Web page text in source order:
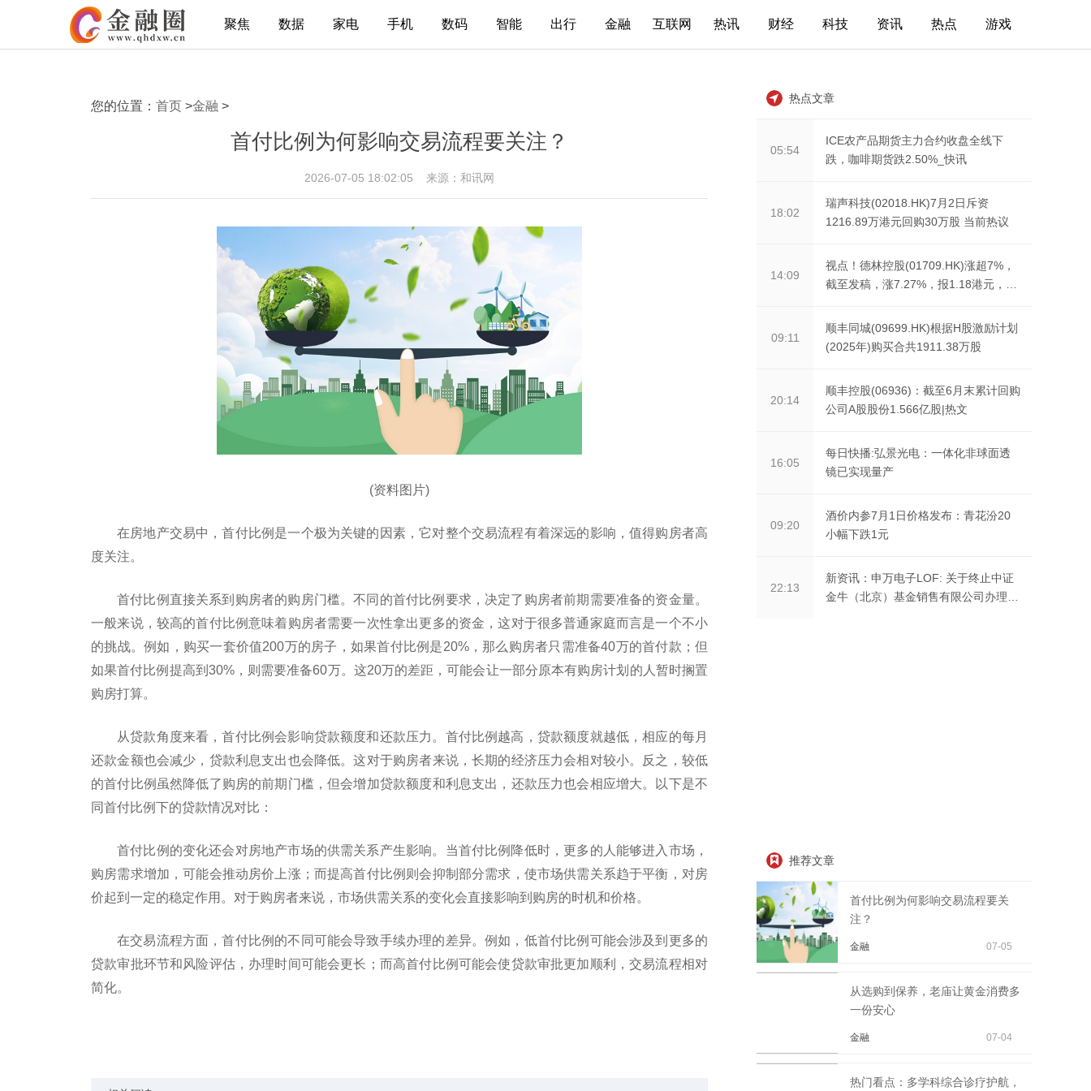
聚焦 数据 家电 手机 数码 智能 出行 金融 互联网 热讯 财经 科技 资讯 热点 游戏
您的位置： 首页 >金融 >
首付比例为何影响交易流程要关注？
2026-07-05 18:02:05 来源：和讯网
(资料图片)
在房地产交易中，首付比例是一个极为关键的因素，它对整个交易流程有着深远的影响，值得购房者高
度关注。
首付比例直接关系到购房者的购房门槛。不同的首付比例要求，决定了购房者前期需要准备的资金量。
一般来说，较高的首付比例意味着购房者需要一次性拿出更多的资金，这对于很多普通家庭而言是一个不小
的挑战。例如，购买一套价值200万的房子，如果首付比例是20%，那么购房者只需准备40万的首付款；但
如果首付比例提高到30%，则需要准备60万。这20万的差距，可能会让一部分原本有购房计划的人暂时搁置
购房打算。
从贷款角度来看，首付比例会影响贷款额度和还款压力。首付比例越高，贷款额度就越低，相应的每月
还款金额也会减少，贷款利息支出也会降低。这对于购房者来说，长期的经济压力会相对较小。反之，较低
的首付比例虽然降低了购房的前期门槛，但会增加贷款额度和利息支出，还款压力也会相应增大。以下是不
同首付比例下的贷款情况对比：
首付比例的变化还会对房地产市场的供需关系产生影响。当首付比例降低时，更多的人能够进入市场，
购房需求增加，可能会推动房价上涨；而提高首付比例则会抑制部分需求，使市场供需关系趋于平衡，对房
价起到一定的稳定作用。对于购房者来说，市场供需关系的变化会直接影响到购房的时机和价格。
在交易流程方面，首付比例的不同可能会导致手续办理的差异。例如，低首付比例可能会涉及到更多的
贷款审批环节和风险评估，办理时间可能会更长；而高首付比例可能会使贷款审批更加顺利，交易流程相对
简化。
热点文章
05:54
ICE农产品期货主力合约收盘全线下
跌，咖啡期货跌2.50%_快讯
18:02
瑞声科技(02018.HK)7月2日斥资
1216.89万港元回购30万股 当前热议
14:09
视点！德林控股(01709.HK)涨超7%，
截至发稿，涨7.27%，报1.18港元，成
09:11
顺丰同城(09699.HK)根据H股激励计划
(2025年)购买合共1911.38万股
20:14
顺丰控股(06936)：截至6月末累计回购
公司A股股份1.566亿股|热文
16:05
每日快播:弘景光电：一体化非球面透
镜已实现量产
09:20
酒价内参7月1日价格发布：青花汾20
小幅下跌1元
22:13
新资讯：申万电子LOF: 关于终止中证
金牛（北京）基金销售有限公司办理旗
推荐文章
首付比例为何影响交易流程要关
注？
金融 07-05
从选购到保养，老庙让黄金消费多
一份安心
金融 07-04
热门看点：多学科综合诊疗护航，